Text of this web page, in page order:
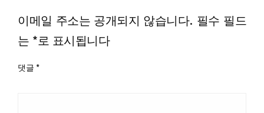
이메일 주소는 공개되지 않습니다. 필수 필드
는 *로 표시됩니다
댓글 *